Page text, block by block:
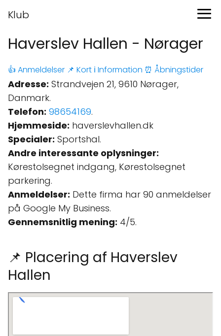
Klub
Haverslev Hallen - Nørager
👍 Anmeldelser 📌 Kort ℹ️ Information ⏰ Åbningstider
Adresse: Strandvejen 21, 9610 Nørager,
Danmark.
Telefon: 98654169.
Hjemmeside: haverslevhallen.dk
Specialer: Sportshal.
Andre interessante oplysninger:
Kørestolsegnet indgang, Kørestolsegnet
parkering.
Anmeldelser: Dette firma har 90 anmeldelser
på Google My Business.
Gennemsnitlig mening: 4/5.
📌 Placering af Haverslev
Hallen